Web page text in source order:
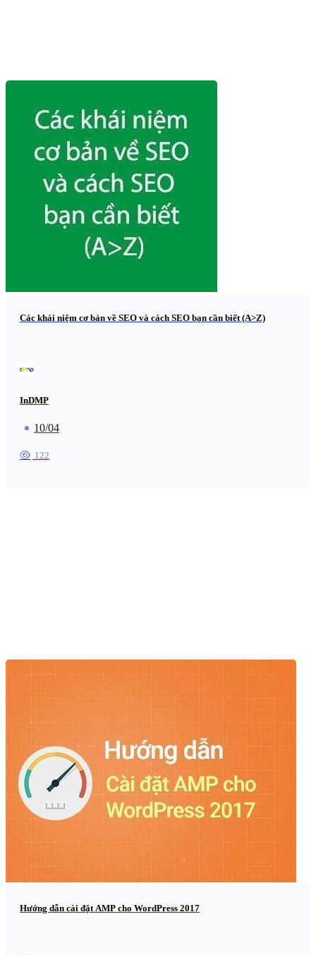
Các khái niệm cơ bản về SEO và cách SEO bạn cần biết (A>Z)
InDMP
10/04
122
Hướng dẫn cài đặt AMP cho WordPress 2017